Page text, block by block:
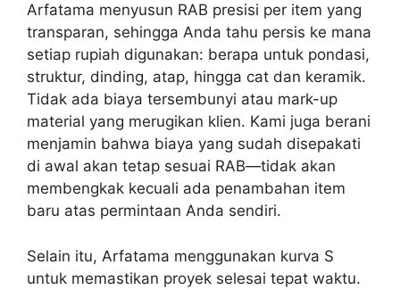
Arfatama menyusun RAB presisi per item yang
transparan, sehingga Anda tahu persis ke mana
setiap rupiah digunakan: berapa untuk pondasi,
struktur, dinding, atap, hingga cat dan keramik.
Tidak ada biaya tersembunyi atau mark-up
material yang merugikan klien. Kami juga berani
menjamin bahwa biaya yang sudah disepakati
di awal akan tetap sesuai RAB—tidak akan
membengkak kecuali ada penambahan item
baru atas permintaan Anda sendiri.
Selain itu, Arfatama menggunakan kurva S
untuk memastikan proyek selesai tepat waktu.